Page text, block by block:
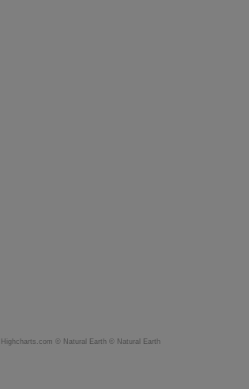
Highcharts.com © Natural Earth © Natural Earth